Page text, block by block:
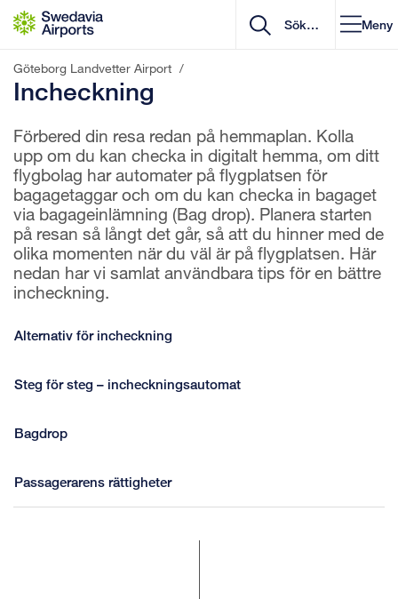
Gå till innehåll
Meny
Göteborg Landvetter Airport /
Incheckning
Förbered din resa redan på hemmaplan. Kolla
upp om du kan checka in digitalt hemma, om ditt
flygbolag har automater på flygplatsen för
bagagetaggar och om du kan checka in bagaget
via bagageinlämning (Bag drop). Planera starten
på resan så långt det går, så att du hinner med de
olika momenten när du väl är på flygplatsen. Här
nedan har vi samlat användbara tips för en bättre
incheckning.
Alternativ för incheckning
Steg för steg – incheckningsautomat
Bagdrop
Passagerarens rättigheter